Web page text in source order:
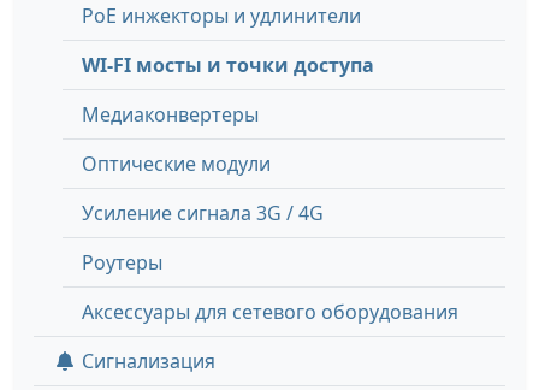
PoE инжекторы и удлинители
WI-FI мосты и точки доступа
Медиаконвертеры
Оптические модули
Усиление сигнала 3G / 4G
Роутеры
Аксессуары для сетевого оборудования
Сигнализация